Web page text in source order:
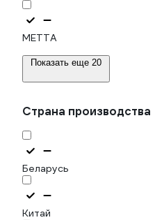
МЕТТА
Показать еще 20
Страна производства
Беларусь
Китай